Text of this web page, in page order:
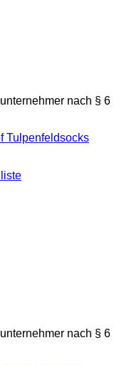
nach § 6
nach § 6